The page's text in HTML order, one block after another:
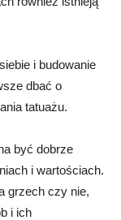
i budowanie
dbać o
tatuażu.
być dobrze
i wartościach.
grzech czy nie,
i ich